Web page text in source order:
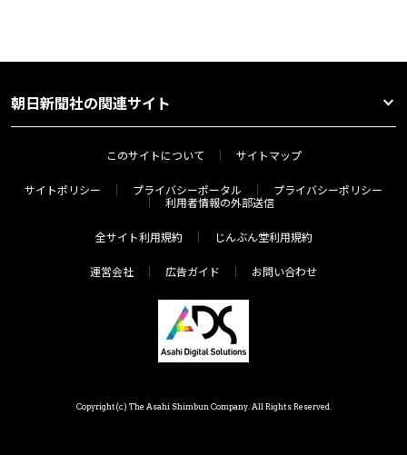
朝日新聞社の関連サイト
このサイトについて サイトマップ
サイトポリシー プライバシーポータル
プライバシーポリシー
利用者情報の外部送信
全サイト利用規約 じんぶん堂利用規約
運営会社 広告ガイド お問い合わせ
Copyright(c) The Asahi Shimbun Company. All Rights Reserved.